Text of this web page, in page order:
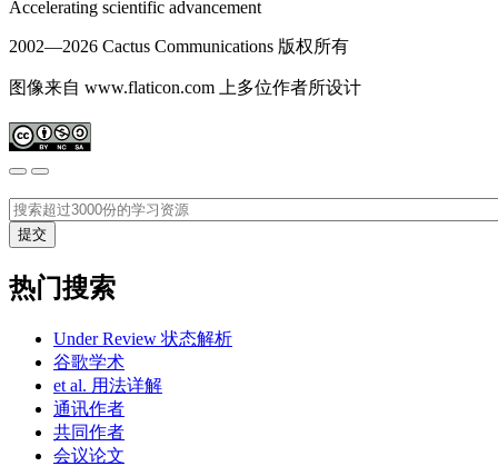
Accelerating scientific advancement
2002—2026 Cactus Communications 版权所有
图像来自 www.flaticon.com 上多位作者所设计
热门搜索
Under Review 状态解析
谷歌学术
et al. 用法详解
通讯作者
共同作者
会议论文